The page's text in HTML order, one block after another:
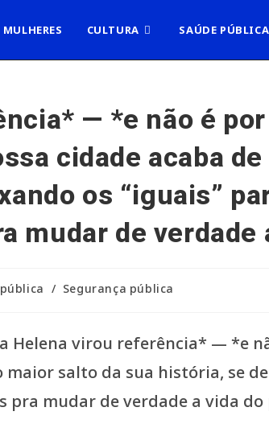
MULHERES CULTURA SAÚDE PÚBLICA
— *e não é
cidade acaba
os “iguais”
mudar de verdade
/ Segurança pública